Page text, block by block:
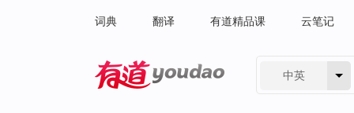
词典 翻译 有道精品课 云笔记
中英